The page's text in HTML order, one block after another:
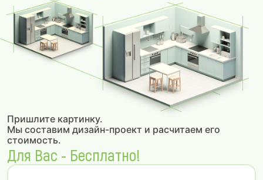
Пришлите картинку.
Мы составим дизайн-проект и расчитаем его
стоимость.
Для Вас - Бесплатно!